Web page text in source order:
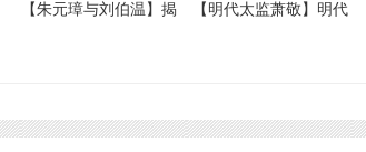
【朱元璋与刘伯温】揭
【明代太监萧敬】明代